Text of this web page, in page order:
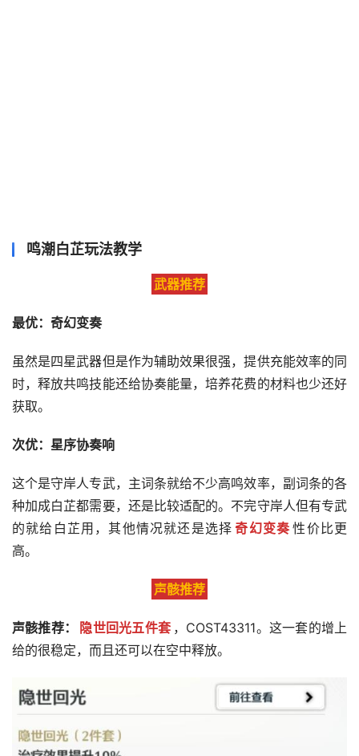
鸣潮白芷玩法教学
武器推荐
最优：奇幻变奏
虽然是四星武器但是作为辅助效果很强，提供充能效率的同
时，释放共鸣技能还给协奏能量，培养花费的材料也少还好
获取。
次优：星序协奏响
这个是守岸人专武，主词条就给不少高鸣效率，副词条的各
种加成白芷都需要，还是比较适配的。不完守岸人但有专武
的就给白芷用，其他情况就还是选择 奇幻变奏性价比更
高。
声骸推荐
声骸推荐： 隐世回光五件套 ，COST43311。这一套的增上
给的很稳定，而且还可以在空中释放。